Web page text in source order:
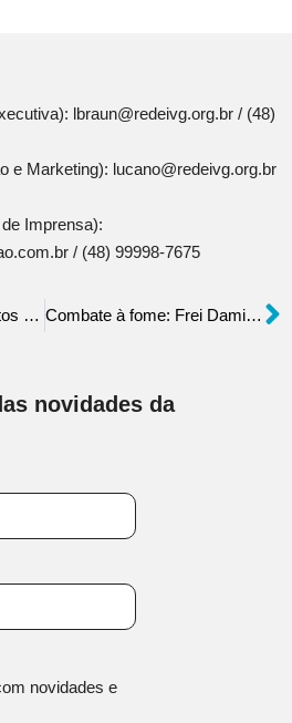
lbraun@redeivg.org.br / (48)
e Marketing): lucano@redeivg.org.br
Imprensa):
/ (48) 99998-7675
Live: IVG discute impactos do Investimento Social Privado no Brasil Combate à fome: Frei Damião recebe unidade do Banco Comunitário
novidades da
novidades e